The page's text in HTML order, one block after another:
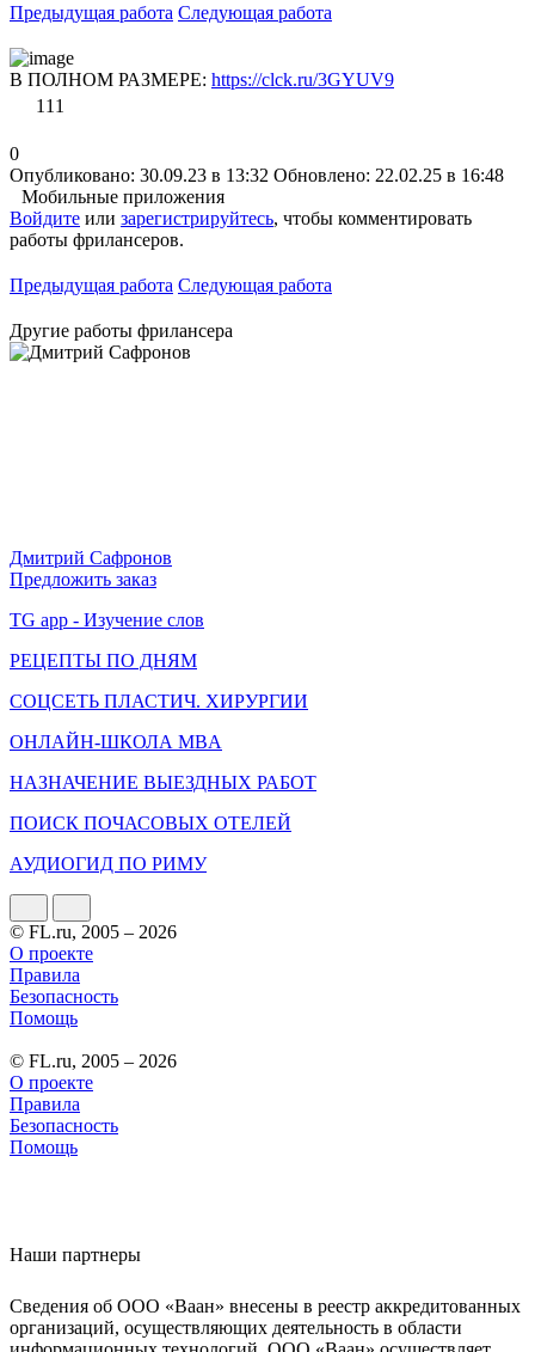
Предыдущая работа Следующая работа
В ПОЛНОМ РАЗМЕРЕ: https://clck.ru/3GYUV9
111
0
Опубликовано: 30.09.23 в 13:32 Обновлено: 22.02.25 в 16:48
Мобильные приложения
Войдите или зарегистрируйтесь, чтобы комментировать
работы фрилансеров.
Предыдущая работа Следующая работа
Другие работы фрилансера
Дмитрий Сафронов
Предложить заказ
TG app - Изучение слов
РЕЦЕПТЫ ПО ДНЯМ
СОЦСЕТЬ ПЛАСТИЧ. ХИРУРГИИ
ОНЛАЙН-ШКОЛА MBA
НАЗНАЧЕНИЕ ВЫЕЗДНЫХ РАБОТ
ПОИСК ПОЧАСОВЫХ ОТЕЛЕЙ
АУДИОГИД ПО РИМУ
© FL.ru, 2005 – 2026
О проекте
Правила
Безопасность
Помощь
© FL.ru, 2005 – 2026
О проекте
Правила
Безопасность
Помощь
Наши партнеры
Сведения об ООО «Ваан» внесены в реестр аккредитованных
организаций, осуществляющих деятельность в области